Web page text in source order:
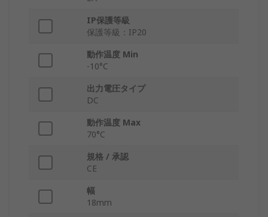
IP保護等級
保護等級：IP20
動作温度 Min
-10°C
出力電圧タイプ
DC
動作温度 Max
70°C
規格 / 承認
CE
幅
18mm